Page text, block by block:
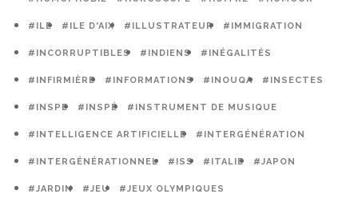
#ILE #ILE D'AIX #ILLUSTRATEUR #IMMIGRATION
#INCORRUPTIBLES #INDIENS #INÉGALITÉS
#INFIRMIÈRE #INFORMATIONS #INOUQA #INSECTES
#INSPE #INSPÉ #INSTRUMENT DE MUSIQUE
#INTELLIGENCE ARTIFICIELLE #INTERGÉNÉRATION
#INTERGÉNÉRATIONNEL #ISS #ITALIE #JAPON
#JARDIN #JEU #JEUX OLYMPIQUES